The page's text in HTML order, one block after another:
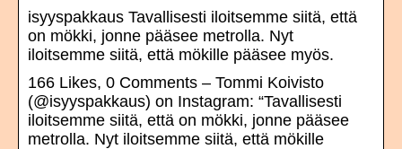
isyyspakkaus Tavallisesti iloitsemme siitä, että
on mökki, jonne pääsee metrolla. Nyt
iloitsemme siitä, että mökille pääsee myös.
166 Likes, 0 Comments – Tommi Koivisto
(@isyyspakkaus) on Instagram: “Tavallisesti
iloitsemme siitä, että on mökki, jonne pääsee
metrolla. Nyt iloitsemme siitä, että mökille